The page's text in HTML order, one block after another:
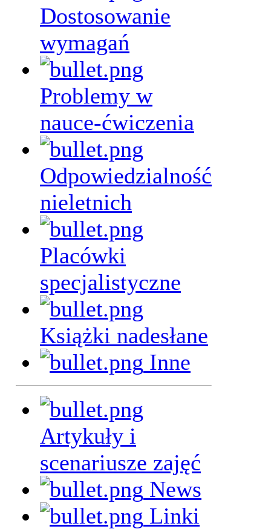
Dostosowanie
wymagań
Problemy w
nauce-ćwiczenia
Odpowiedzialność
nieletnich
Placówki
specjalistyczne
Książki nadesłane
Inne
Artykuły i
scenariusze zajęć
News
Linki